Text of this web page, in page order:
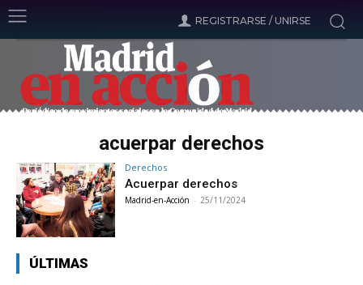
REGISTRARSE / UNIRSE
acuerpar derechos
Derechos
Acuerpar derechos
Madrid-en-Acción - 25/11/2024
ÚLTIMAS